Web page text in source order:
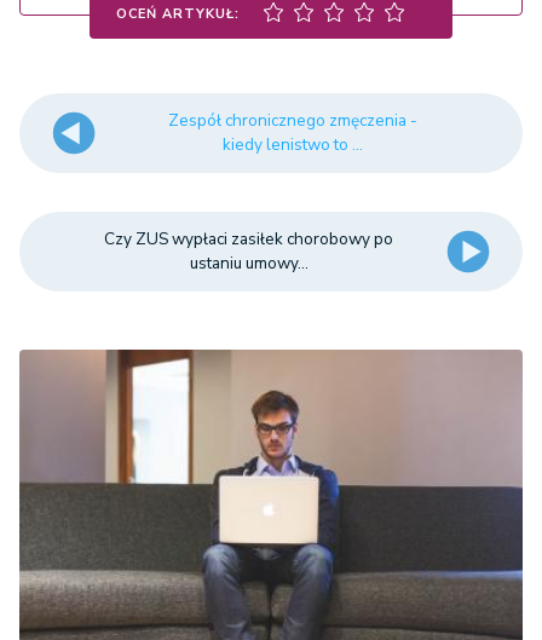
OCEŃ ARTYKUŁ:
Zespół chronicznego zmęczenia -
kiedy lenistwo to ...
Czy ZUS wypłaci zasiłek chorobowy po
ustaniu umowy...